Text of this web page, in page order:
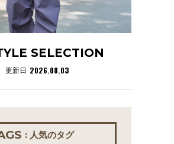
SELECTION
更新日 2026.08.03
: 人気のタグ